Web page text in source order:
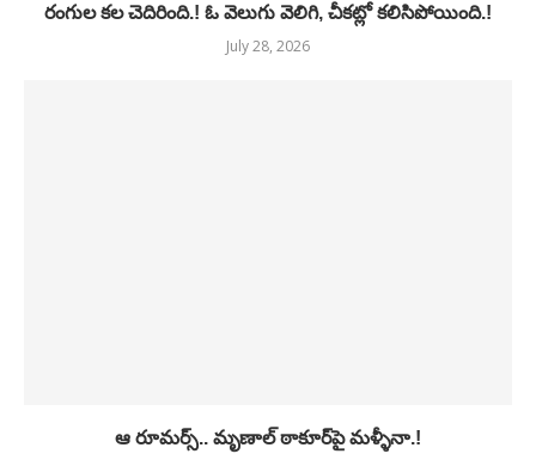
రంగుల కల చెదిరింది.! ఓ వెలుగు వెలిగి, చీకట్లో కలిసిపోయింది.!
July 28, 2026
ఆ రూమర్స్.. మృణాల్ ఠాకూర్‌పై మళ్ళీనా.!